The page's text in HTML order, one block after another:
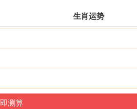
生肖运势